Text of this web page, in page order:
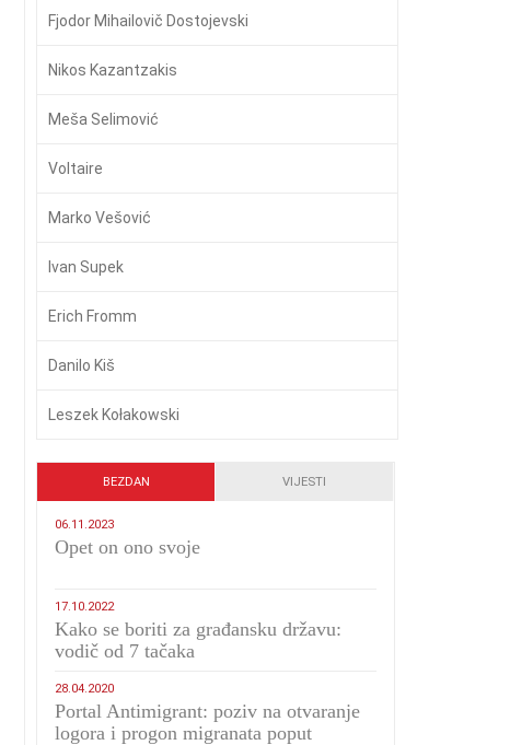
Fjodor Mihailovič Dostojevski
Nikos Kazantzakis
Meša Selimović
Voltaire
Marko Vešović
Ivan Supek
Erich Fromm
Danilo Kiš
Leszek Kołakowski
BEZDAN VIJESTI
06.11.2023
​Opet on ono svoje
17.10.2022
Kako se boriti za građansku državu:
vodič od 7 tačaka
28.04.2020
Portal Antimigrant: poziv na otvaranje
logora i progon migranata poput